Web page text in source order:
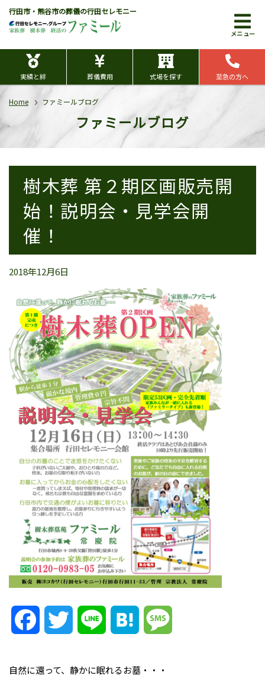
行田市・熊谷市の葬儀の行田セレモニー
メニュー
実績と絆 葬儀費用 式場を探す 至急の方へ
Home ファミールブログ
ファミールブログ
樹木葬 第２期区画販売開
始！説明会・見学会開
催！
2018年12月6日
FacebookTwitter Line Hatena
自然に還って、静かに眠れるお墓・・・